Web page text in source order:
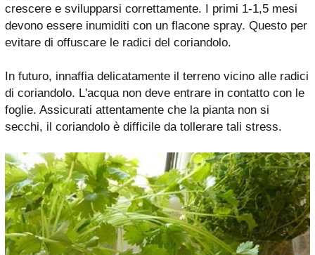
crescere e svilupparsi correttamente. I primi 1-1,5 mesi
devono essere inumiditi con un flacone spray. Questo per
evitare di offuscare le radici del coriandolo.
In futuro, innaffia delicatamente il terreno vicino alle radici
di coriandolo. L'acqua non deve entrare in contatto con le
foglie. Assicurati attentamente che la pianta non si
secchi, il coriandolo è difficile da tollerare tali stress.